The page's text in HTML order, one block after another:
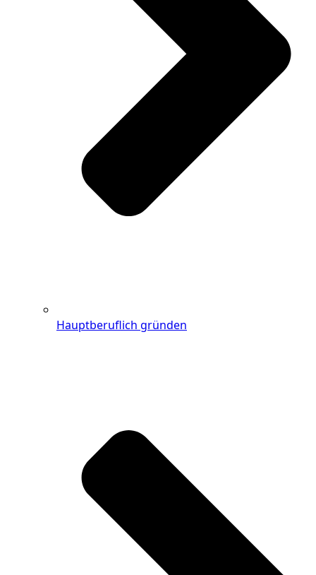
Hauptberuflich gründen